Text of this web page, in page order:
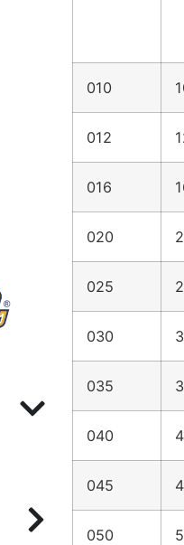
010
012
016
020
025
030
035
040
045
050